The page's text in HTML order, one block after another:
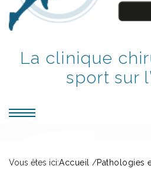
La clinique
sport sur
Vous êtes ici:Accueil /Pathologies